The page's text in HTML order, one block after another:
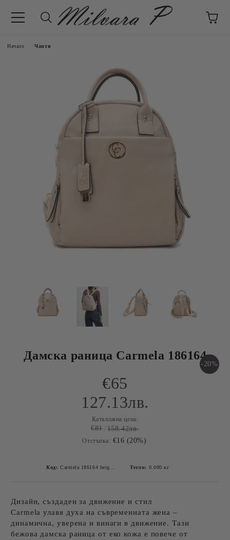
Начало Чанти
Дамска раница Carmela 186164
-20%
€65
127.13лв.
Каталожна цена:
€81 158.42лв.
Отстъпка: €16 (20%)
Код: Тегло: 0.000 кг
Дизайн, създаден за движение и стил
Carmela улавя духа на съвременната жена –
динамична, уверена и винаги в движение. Тази
бежова дамска раница от еко кожа е повече от